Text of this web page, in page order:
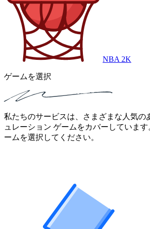
NBA 2K
ゲームを選択
私たちのサービスは、さまざまな人気の
ュレーション ゲームをカバーしていま
ームを選択してください。